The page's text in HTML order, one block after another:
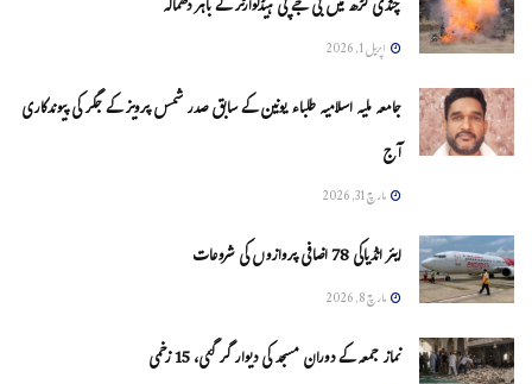
اپریل 1, 2026
جامعہ ملیہ اسلامیہ طلباء یونین کے سابق صدر شمس پرویز کے جگر کی پیوندکاری
آج
مارچ 31, 2026
ایئر انڈیاکی 78 اضافی پروازوں کی شروعات
مارچ 8, 2026
نماز جمعہ کے دوران مسجد کی دیوار گر گئی، 15 زخمی